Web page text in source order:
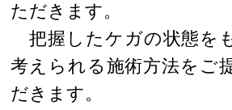
ただきます。
把握したケガの状態を
考えられる施術方法をご
だきます。